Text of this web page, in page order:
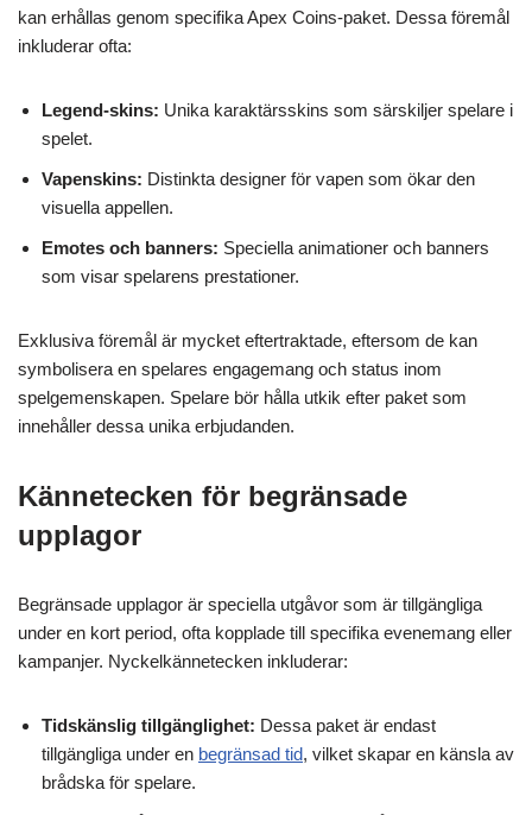
kan erhållas genom specifika Apex Coins-paket. Dessa föremål
inkluderar ofta:
Legend-skins: Unika karaktärsskins som särskiljer spelare i
spelet.
Vapenskins: Distinkta designer för vapen som ökar den
visuella appellen.
Emotes och banners: Speciella animationer och banners
som visar spelarens prestationer.
Exklusiva föremål är mycket eftertraktade, eftersom de kan
symbolisera en spelares engagemang och status inom
spelgemenskapen. Spelare bör hålla utkik efter paket som
innehåller dessa unika erbjudanden.
Kännetecken för begränsade
upplagor
Begränsade upplagor är speciella utgåvor som är tillgängliga
under en kort period, ofta kopplade till specifika evenemang eller
kampanjer. Nyckelkännetecken inkluderar:
Tidskänslig tillgänglighet: Dessa paket är endast
tillgängliga under en begränsad tid, vilket skapar en känsla av
brådska för spelare.